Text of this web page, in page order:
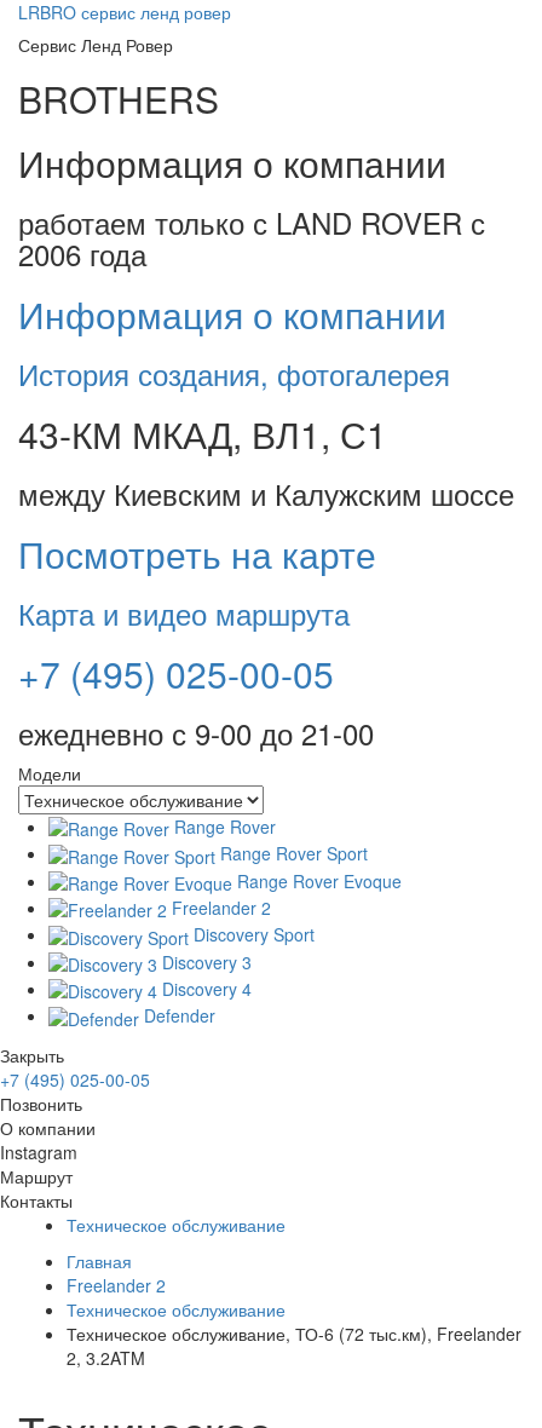
LRBRO сервис ленд ровер
Сервис Ленд Ровер
BROTHERS
Информация о компании
работаем только с LAND ROVER с
2006 года
Информация о компании
История создания, фотогалерея
43-КМ МКАД, ВЛ1, С1
между Киевским и Калужским шоссе
Посмотреть на карте
Карта и видео маршрута
+7 (495) 025-00-05
ежедневно с 9-00 до 21-00
Модели
Range Rover
Range Rover Sport
Range Rover Evoque
Freelander 2
Discovery Sport
Discovery 3
Discovery 4
Defender
Закрыть
+7 (495) 025-00-05
Позвонить
О компании
Instagram
Маршрут
Контакты
Техническое обслуживание
Главная
Freelander 2
Техническое обслуживание
Техническое обслуживание, ТО-6 (72 тыс.км), Freelander
2, 3.2ATM